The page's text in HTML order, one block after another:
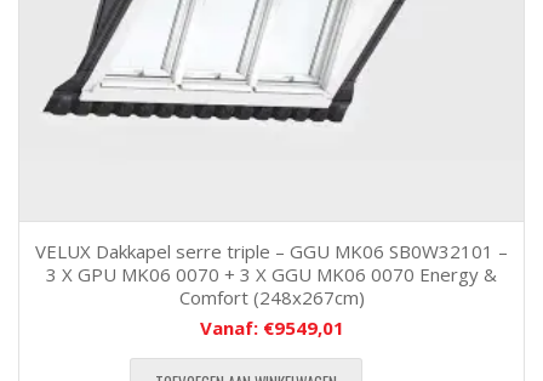
VELUX Dakkapel serre triple – GGU MK06 SB0W32101 –
3 X GPU MK06 0070 + 3 X GGU MK06 0070 Energy &
Comfort (248x267cm)
Vanaf: €9549,01